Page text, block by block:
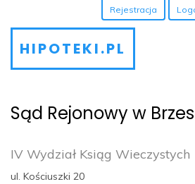
Rejestracja
HIPOTEKI.PL
Sąd Rejonowy w
IV Wydział Ksiąg Wieczystych
ul. Kościuszki 20